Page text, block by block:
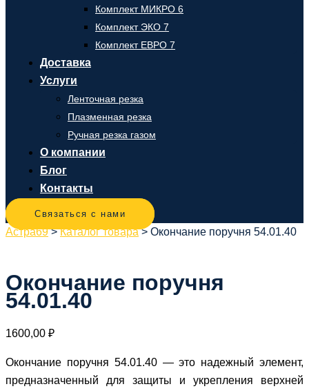
Комплект МИКРО 6
Комплект ЭКО 7
Комплект ЕВРО 7
Доставка
Услуги
Ленточная резка
Плазменная резка
Ручная резка газом
О компании
Блог
Контакты
Связаться с нами
Астра69>Каталог товара> Окончание поручня 54.01.40
Окончание поручня
54.01.40
1600,00 ₽
Окончание поручня 54.01.40 — это надежный элемент,
предназначенный для защиты и укрепления верхней